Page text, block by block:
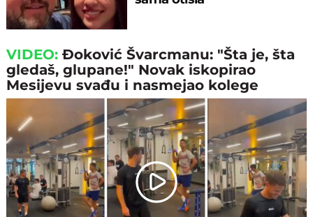
VIDEO:Đoković Švarcmanu: "Šta je, šta
gledaš, glupane!" Novak iskopirao
Mesijevu svađu i nasmejao kolege
Play